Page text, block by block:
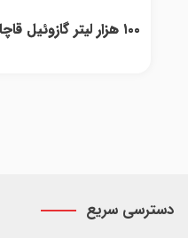
۱۰۰ هزار لیتر گازوئیل قاچاق در رابر کرمان کشف شد
دسترسی سریع